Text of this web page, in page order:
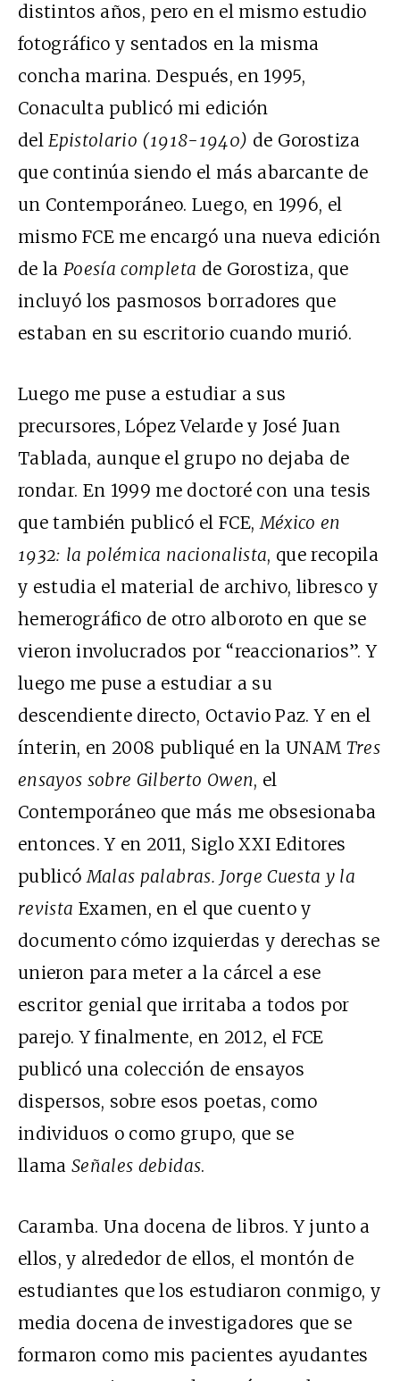
distintos años, pero en el mismo estudio
fotográfico y sentados en la misma
concha marina. Después, en 1995,
Conaculta publicó mi edición
delEpistolario (1918-1940) de Gorostiza
que continúa siendo el más abarcante de
un Contemporáneo. Luego, en 1996, el
mismo FCE me encargó una nueva edición
de laPoesía completa de Gorostiza, que
incluyó los pasmosos borradores que
estaban en su escritorio cuando murió.
Luego me puse a estudiar a sus
precursores, López Velarde y José Juan
Tablada, aunque el grupo no dejaba de
rondar. En 1999 me doctoré con una tesis
que también publicó el FCE,México en
1932: la polémica nacionalista, que recopila
y estudia el material de archivo, libresco y
hemerográfico de otro alboroto en que se
vieron involucrados por “reaccionarios”. Y
luego me puse a estudiar a su
descendiente directo, Octavio Paz. Y en el
ínterin, en 2008 publiqué en la UNAM Tres
ensayos sobre Gilberto Owen, el
Contemporáneo que más me obsesionaba
entonces. Y en 2011, Siglo XXI Editores
publicóMalas palabras. Jorge Cuesta y la
revista Examen, en el que cuento y
documento cómo izquierdas y derechas se
unieron para meter a la cárcel a ese
escritor genial que irritaba a todos por
parejo. Y finalmente, en 2012, el FCE
publicó una colección de ensayos
dispersos, sobre esos poetas, como
individuos o como grupo, que se
llamaSeñales debidas.
Caramba. Una docena de libros. Y junto a
ellos, y alrededor de ellos, el montón de
estudiantes que los estudiaron conmigo, y
media docena de investigadores que se
formaron como mis pacientes ayudantes